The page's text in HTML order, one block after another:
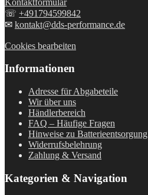
☏ +491794599842
✉ kontakt@dds-performance.de
Cookies bearbeiten
Informationen
Adresse für Abgabeteile
Wir über uns
Händlerbereich
FAQ – Häufige Fragen
Hinweise zu Batterieentsorgung
Widerrufsbelehrung
Zahlung & Versand
Kategorien & Navigation